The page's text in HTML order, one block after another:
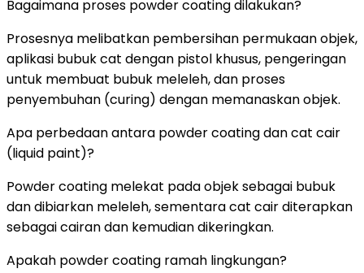
Bagaimana proses powder coating dilakukan?
Prosesnya melibatkan pembersihan permukaan objek,
aplikasi bubuk cat dengan pistol khusus, pengeringan
untuk membuat bubuk meleleh, dan proses
penyembuhan (curing) dengan memanaskan objek.
Apa perbedaan antara powder coating dan cat cair
(liquid paint)?
Powder coating melekat pada objek sebagai bubuk
dan dibiarkan meleleh, sementara cat cair diterapkan
sebagai cairan dan kemudian dikeringkan.
Apakah powder coating ramah lingkungan?